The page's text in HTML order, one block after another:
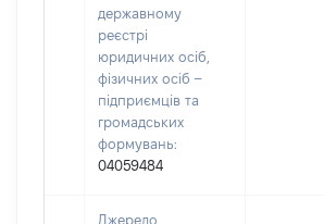
державному
реєстрі
юридичних осіб,
фізичних осіб –
підприємців та
громадських
формувань:
04059484
Джерело